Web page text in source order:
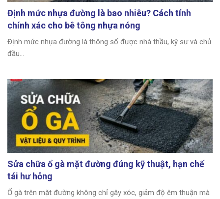
Định mức nhựa đường là bao nhiêu? Cách tính
chính xác cho bê tông nhựa nóng
Định mức nhựa đường là thông số được nhà thầu, kỹ sư và chủ
đầu...
Sửa chữa ổ gà mặt đường đúng kỹ thuật, hạn chế
tái hư hỏng
Ổ gà trên mặt đường không chỉ gây xóc, giảm độ êm thuận mà